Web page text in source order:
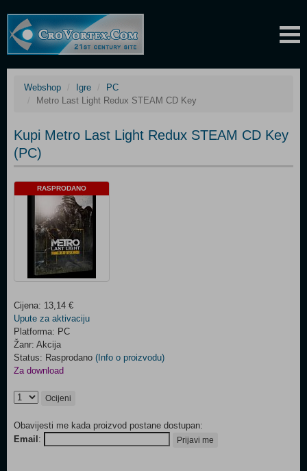
Webshop Igre
PC
Metro Last Light Redux STEAM CD Key
Kupi Metro Last Light Redux STEAM CD Key
(PC)
RASPRODANO
Cijena: 13,14 €
Upute za aktivaciju
Platforma: PC
Žanr: Akcija
Status: Rasprodano (Info o proizvodu)
Za download
Ocijeni
Obavijesti me kada proizvod postane dostupan:
Email : Prijavi me